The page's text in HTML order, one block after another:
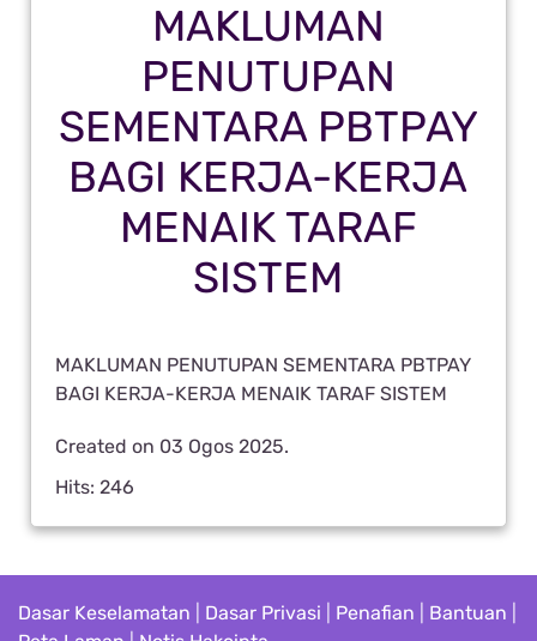
MAKLUMAN
PENUTUPAN
SEMENTARA PBTPAY
BAGI KERJA-KERJA
MENAIK TARAF
SISTEM
MAKLUMAN PENUTUPAN SEMENTARA PBTPAY
BAGI KERJA-KERJA MENAIK TARAF SISTEM
Created on 03 Ogos 2025.
Hits: 246
Dasar Keselamatan Dasar Privasi Penafian Bantuan